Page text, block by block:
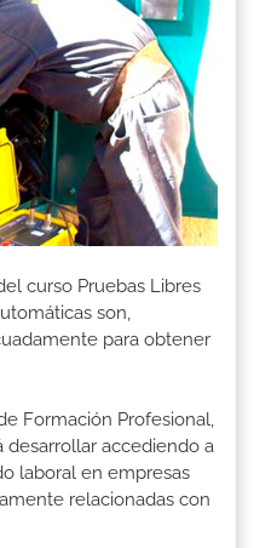
curso Pruebas Libres
son,
para obtener
Formación Profesional,
desarrollar accediendo a
laboral en empresas
relacionadas con